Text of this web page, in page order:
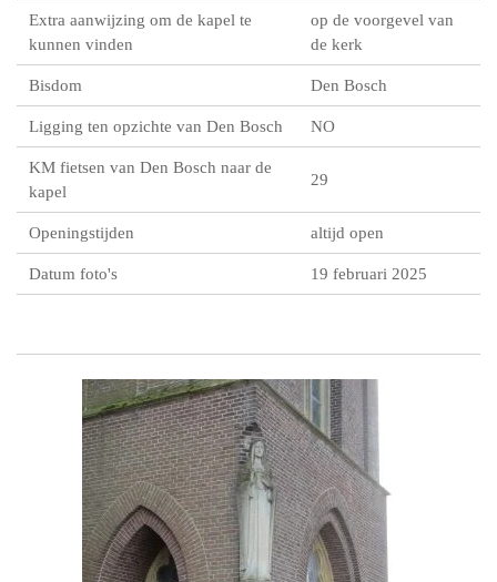
Extra aanwijzing om de kapel te
kunnen vinden
op de voorgevel van
de kerk
Bisdom Den Bosch
Ligging ten opzichte van Den Bosch NO
KM fietsen van Den Bosch naar de
kapel
29
Openingstijden altijd open
Datum foto's 19 februari 2025